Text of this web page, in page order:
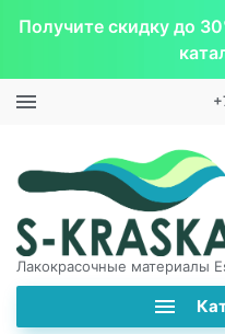
Получите скидку до
Лакокрасочные материалы